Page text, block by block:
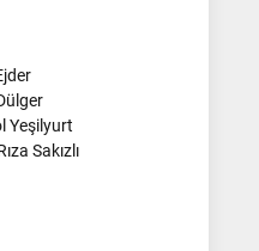
Yeşilyurt
Sakızlı